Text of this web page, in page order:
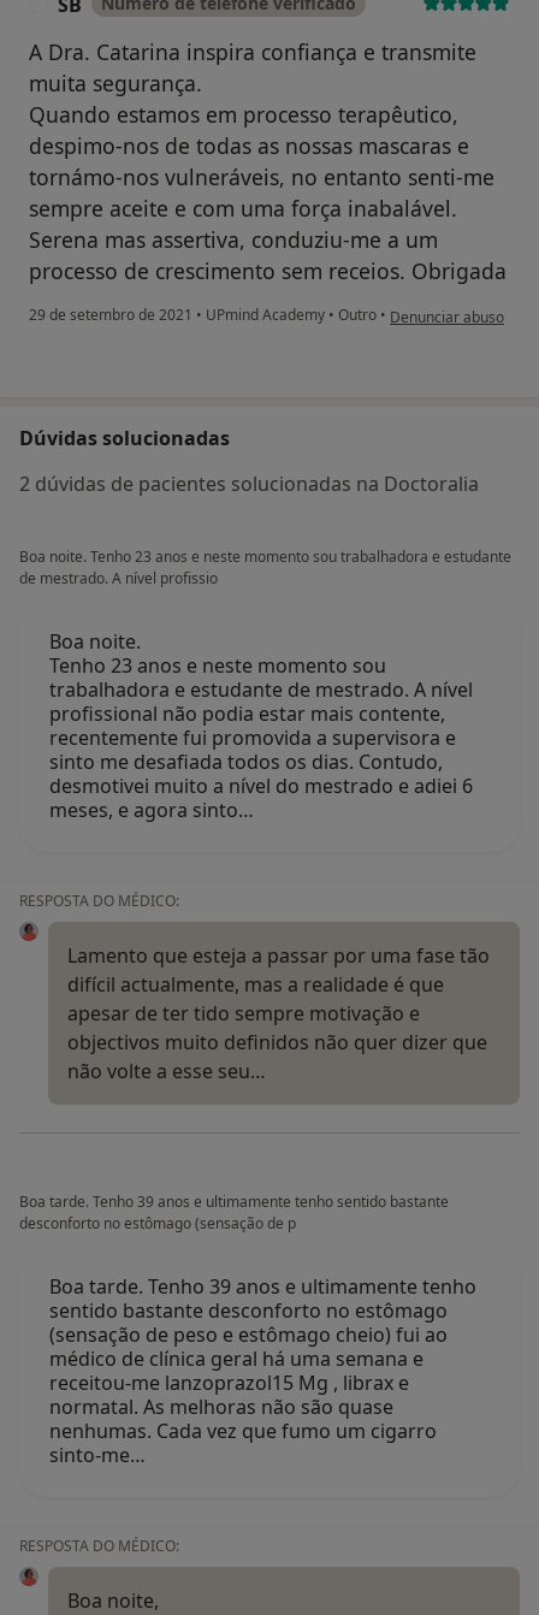
A Dra. Catarina inspira confiança e transmite
muita segurança.
Quando estamos em processo terapêutico,
despimo-nos de todas as nossas mascaras e
tornámo-nos vulneráveis, no entanto senti-me
sempre aceite e com uma força inabalável.
Serena mas assertiva, conduziu-me a um
processo de crescimento sem receios. Obrigada
29 de setembro de 2021 • UPmind Academy • Outro • na opinião do
Denunciar abuso
Dúvidas solucionadas
2 dúvidas de pacientes solucionadas na Doctoralia
Boa noite. Tenho 23 anos e neste momento sou trabalhadora e estudante
de mestrado. A nível profissio
Boa noite.
Tenho 23 anos e neste momento sou
trabalhadora e estudante de mestrado. A nível
profissional não podia estar mais contente,
recentemente fui promovida a supervisora e
sinto me desafiada todos os dias. Contudo,
desmotivei muito a nível do mestrado e adiei 6
meses, e agora sinto…
RESPOSTA DO MÉDICO:
Lamento que esteja a passar por uma fase tão
difícil actualmente, mas a realidade é que
apesar de ter tido sempre motivação e
objectivos muito definidos não quer dizer que
não volte a esse seu…
Boa tarde. Tenho 39 anos e ultimamente tenho sentido bastante
desconforto no estômago (sensação de p
Boa tarde. Tenho 39 anos e ultimamente tenho
sentido bastante desconforto no estômago
(sensação de peso e estômago cheio) fui ao
médico de clínica geral há uma semana e
receitou-me lanzoprazol15 Mg , librax e
normatal. As melhoras não são quase
nenhumas. Cada vez que fumo um cigarro
sinto-me…
RESPOSTA DO MÉDICO:
Boa noite,